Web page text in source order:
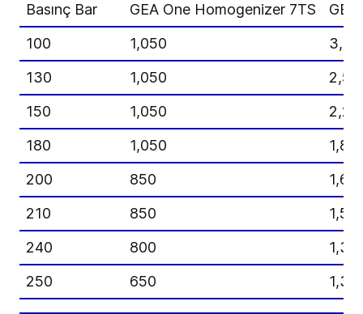
Basınç Bar
GEA One Homogenizer 7TS
100
1,050
130
1,050
150
1,050
180
1,050
200
850
210
850
240
800
250
650